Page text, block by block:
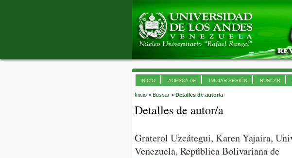
INICIO ACERCA DE INICIAR SESIÓN BUSCAR
Inicio > Buscar > Detalles de autor/a
Detalles de autor/a
Graterol Uzcátegui, Karen Yajaira,
Venezuela, República Bolivariana de